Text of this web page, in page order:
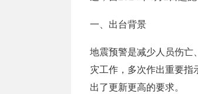
一、出台背景
地震预警是减少人员伤亡
灾工作，多次作出重要指
出了更新更高的要求。